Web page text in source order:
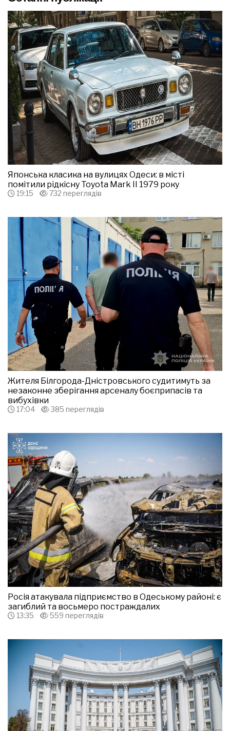
Японська класика на вулицях Одеси: в місті
помітили рідкісну Toyota Mark II 1979 року
19:15 732 переглядів
Жителя Білгорода-Дністровського судитимуть за
незаконне зберігання арсеналу боєприпасів та
вибухівки
17:04 385 переглядів
Росія атакувала підприємство в Одеському районі: є
загиблий та восьмеро постраждалих
13:35 559 переглядів